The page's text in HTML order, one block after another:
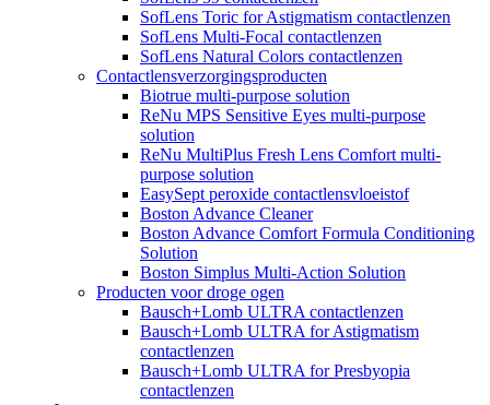
SofLens Toric for Astigmatism contactlenzen
SofLens Multi-Focal contactlenzen
SofLens Natural Colors contactlenzen
Contactlensverzorgingsproducten
Biotrue multi-purpose solution
ReNu MPS Sensitive Eyes multi-purpose
solution
ReNu MultiPlus Fresh Lens Comfort multi-
purpose solution
EasySept peroxide contactlensvloeistof
Boston Advance Cleaner
Boston Advance Comfort Formula Conditioning
Solution
Boston Simplus Multi-Action Solution
Producten voor droge ogen
Bausch+Lomb ULTRA contactlenzen
Bausch+Lomb ULTRA for Astigmatism
contactlenzen
Bausch+Lomb ULTRA for Presbyopia
contactlenzen